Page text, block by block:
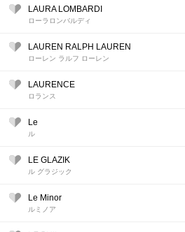
LAURA LOMBARDI
ローラロンバルディ
LAUREN RALPH LAUREN
ローレン ラルフ ローレン
LAURENCE
ロランス
Le
ル
LE GLAZIK
ル グラジック
Le Minor
ルミノア